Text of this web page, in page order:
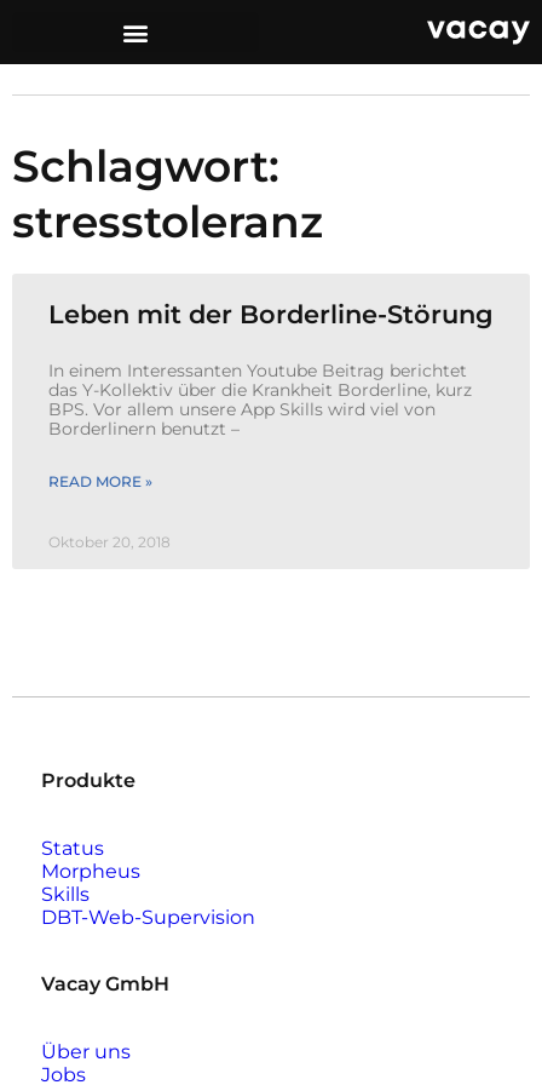
Schlagwort:
stresstoleranz
Leben mit der Borderline-Störung
In einem Interessanten Youtube Beitrag berichtet
das Y-Kollektiv über die Krankheit Borderline, kurz
BPS. Vor allem unsere App Skills wird viel von
Borderlinern benutzt –
READ MORE »
Oktober 20, 2018
Produkte
Status
Morpheus
Skills
DBT-Web-Supervision
Vacay GmbH
Über uns
Jobs